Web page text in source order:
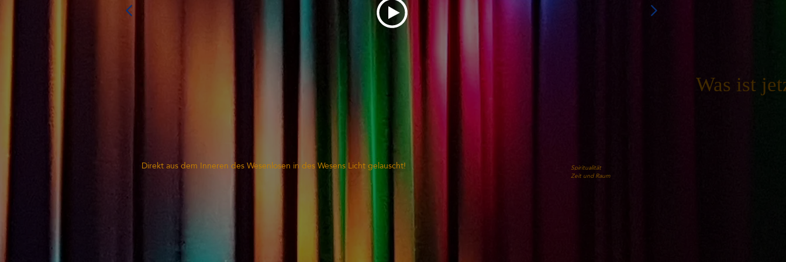
Was ist
Direkt aus dem Inneren des Wesenlosen in des Wesens Licht gelauscht! Spiritualität
Zeit und Raum